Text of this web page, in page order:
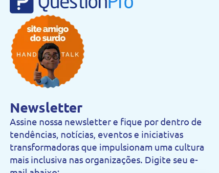
Newsletter
Assine nossa newsletter e fique por dentro de
tendências, notícias, eventos e iniciativas
transformadoras que impulsionam uma cultura
mais inclusiva nas organizações. Digite seu e-